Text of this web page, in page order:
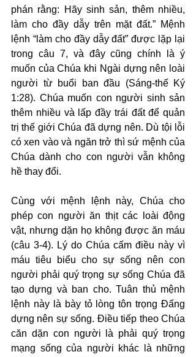
phán rằng: Hãy sinh sản, thêm nhiều,
làm cho đầy dẫy trên mặt đất.” Mệnh
lệnh “làm cho đầy dẫy đất” được lặp lại
trong câu 7, và đây cũng chính là ý
muốn của Chúa khi Ngài dựng nên loài
người từ buổi ban đầu (Sáng-thế Ký
1:28). Chúa muốn con người sinh sản
thêm nhiều và lấp đầy trái đất để quản
trị thế giới Chúa đã dựng nên. Dù tội lỗi
có xen vào và ngăn trở thì sứ mệnh của
Chúa dành cho con người vẫn không
hề thay đổi.
Cùng với mệnh lệnh này, Chúa cho
phép con người ăn thịt các loài động
vật, nhưng dặn họ không được ăn máu
(câu 3-4). Lý do Chúa cấm điều này vì
máu tiêu biểu cho sự sống nên con
người phải quý trọng sự sống Chúa đã
tạo dựng và ban cho. Tuân thủ mệnh
lệnh này là bày tỏ lòng tôn trọng Đấng
dựng nên sự sống. Điều tiếp theo Chúa
căn dặn con người là phải quý trọng
mạng sống của người khác là những